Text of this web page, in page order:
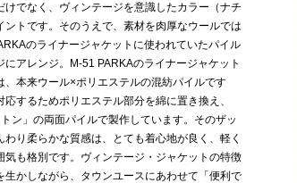
けでなく、ヴィンテージを意識したカラー（ナチ
ントです。そのうえで、素材を肉厚なウールでは
のライナージャケットに使われていたパイル
にアレンジ。M-51 PARKAのライナージャケット
、本来ウール×ポリエステルの混紡パイルです
応するためポリエステル部分を綿に置き換え、
トン」の両面パイルで製作しています。そのザッ
わり柔らかな質感は、とても着心地が良く、軽く
気も格別です。ヴィンテージ・ジャケットの特徴
生かしながら、タウンユースにあわせて「便利で